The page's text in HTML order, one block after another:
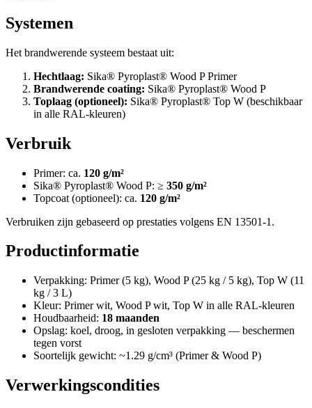
Systemen
Het brandwerende systeem bestaat uit:
Hechtlaag: Sika® Pyroplast® Wood P Primer
Brandwerende coating: Sika® Pyroplast® Wood P
Toplaag (optioneel): Sika® Pyroplast® Top W (beschikbaar
in alle RAL-kleuren)
Verbruik
Primer: ca. 120 g/m²
Sika® Pyroplast® Wood P: ≥ 350 g/m²
Topcoat (optioneel): ca. 120 g/m²
Verbruiken zijn gebaseerd op prestaties volgens EN 13501-1.
Productinformatie
Verpakking: Primer (5 kg), Wood P (25 kg / 5 kg), Top W (11
kg / 3 L)
Kleur: Primer wit, Wood P wit, Top W in alle RAL-kleuren
Houdbaarheid: 18 maanden
Opslag: koel, droog, in gesloten verpakking — beschermen
tegen vorst
Soortelijk gewicht: ~1.29 g/cm³ (Primer & Wood P)
Verwerkingscondities